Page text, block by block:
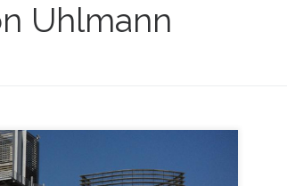
Uhlmann
de ascensores Schindler también fue